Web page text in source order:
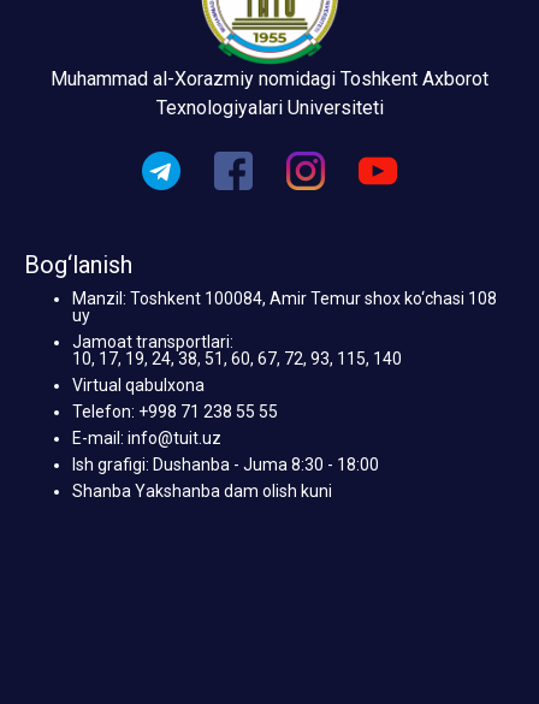
Muhammad al-Xorazmiy nomidagi Toshkent Axborot
Texnologiyalari Universiteti
Bog‘lanish
Manzil: Toshkent 100084, Amir Temur shox ko‘chasi 108
uy
Jamoat transportlari:
10, 17, 19, 24, 38, 51, 60, 67, 72, 93, 115, 140
Virtual qabulxona
Telefon: +998 71 238 55 55
E-mail: info@tuit.uz
Ish grafigi: Dushanba - Juma 8:30 - 18:00
Shanba Yakshanba dam olish kuni